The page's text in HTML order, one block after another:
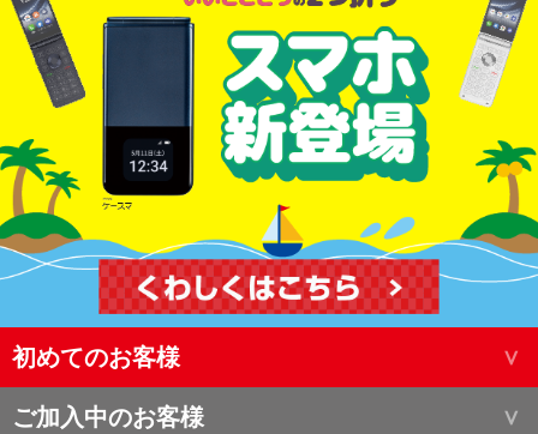
初めてのお客様
ご加入中のお客様